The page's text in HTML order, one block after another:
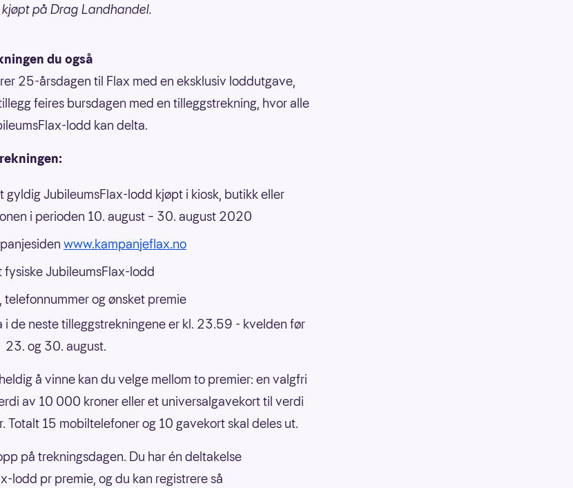
på Drag Landhandel.
du også
25-årsdagen til Flax med en eksklusiv loddutgave,
feires bursdagen med en tilleggstrekning, hvor alle
lodd kan delta.
gyldig JubileumsFlax-lodd kjøpt i kiosk, butikk eller
i perioden 10. august – 30. august 2020
www.kampanjeflax.no
fysiske JubileumsFlax-lodd
telefonnummer og ønsket premie
i de neste tilleggstrekningene er kl. 23.59 - kvelden før
og 30. august.
å vinne kan du velge mellom to premier: en valgfri
av 10 000 kroner eller et universalgavekort til verdi
Totalt 15 mobiltelefoner og 10 gavekort skal deles ut.
på trekningsdagen. Du har én deltakelse
lodd pr premie, og du kan registrere så